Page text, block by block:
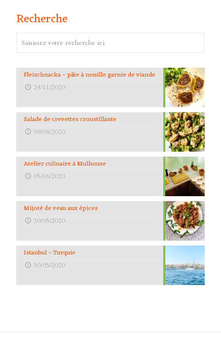
Recherche
Fleischnacka – pâte à nouille garnie de viande
24/11/2020
Salade de crevettes croustillante
09/06/2020
Atelier culinaire à Mulhouse
05/06/2020
Mijoté de veau aux épices
30/05/2020
Istanbul – Turquie
30/05/2020